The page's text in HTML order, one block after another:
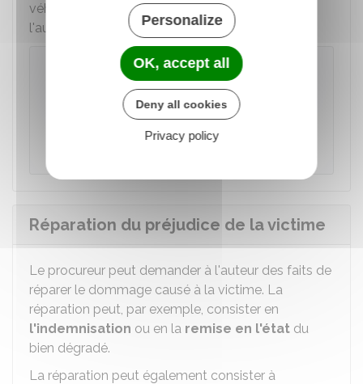
véhicule...). La réussite de la mesure permet à
l'auteur des faits d'échapper aux poursuites.
Si l'auteur des faits est mineur, ses
représentants légauxsont convoqués avant
la mise en place de la mesure. Ils doivent
également donner leur accord.
Réparation du préjudice de la victime
Le procureur peut demander à l'auteur des faits de
réparer le dommage causé à la victime. La
réparation peut, par exemple, consister en
l'indemnisation ou en la remise en l'état du
bien dégradé.
La réparation peut également consister à
Personalize
OK, accept all
Deny all cookies
Privacy policy